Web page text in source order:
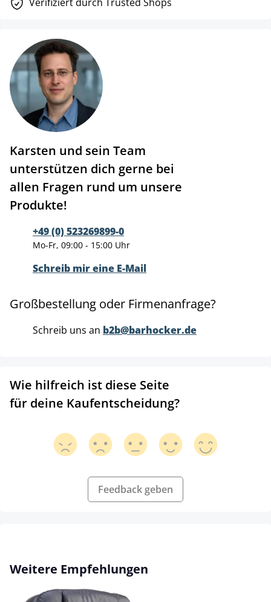
Karsten und sein Team
unterstützen dich gerne bei
allen Fragen rund um unsere
Produkte!
+49 (0) 523269899-0
Mo-Fr, 09:00 - 15:00 Uhr
Schreib mir eine E-Mail
Großbestellung oder Firmenanfrage?
Schreib uns an b2b@barhocker.de
Wie hilfreich ist diese Seite
für deine Kaufentscheidung?
Feedback geben
Produktgalerie überspringen
Weitere Empfehlungen